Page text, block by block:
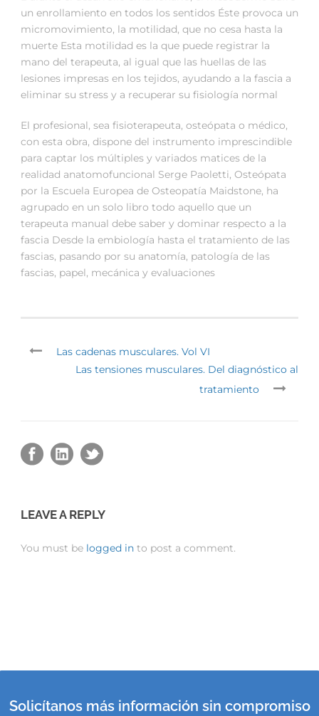
un enrollamiento en todos los sentidos Éste provoca un
micromovimiento, la motilidad, que no cesa hasta la
muerte Esta motilidad es la que puede registrar la
mano del terapeuta, al igual que las huellas de las
lesiones impresas en los tejidos, ayudando a la fascia a
eliminar su stress y a recuperar su fisiología normal
El profesional, sea fisioterapeuta, osteópata o médico,
con esta obra, dispone del instrumento imprescindible
para captar los múltiples y variados matices de la
realidad anatomofuncional Serge Paoletti, Osteópata
por la Escuela Europea de Osteopatía Maidstone, ha
agrupado en un solo libro todo aquello que un
terapeuta manual debe saber y dominar respecto a la
fascia Desde la embiología hasta el tratamiento de las
fascias, pasando por su anatomía, patología de las
fascias, papel, mecánica y evaluaciones
Las cadenas musculares. Vol VI
Las tensiones musculares. Del diagnóstico al
tratamiento
LEAVE A REPLY
You must be logged in to post a comment.
Solicítanos más información sin compromiso